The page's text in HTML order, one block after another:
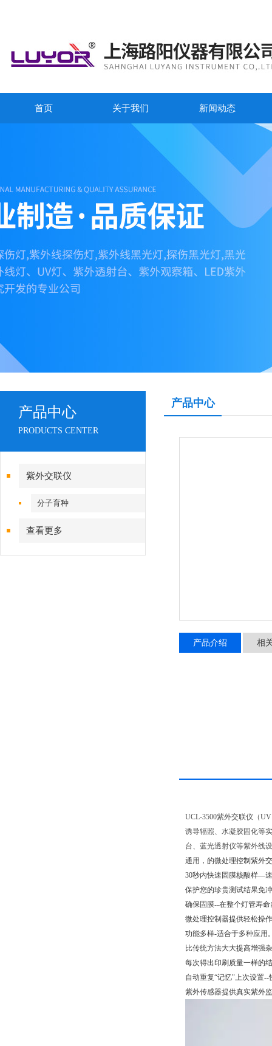
首页 关于我们 新闻动态
产品中心
PRODUCTS CENTER
紫外交联仪
分子育种
查看更多
产品中心
产品介绍 相
UCL-3500紫外交联仪（
诱导辐照、水凝胶固化等
台、蓝光透射仪等紫外线
通用，的微处理控制紫外
30秒内快速固膜核酸样—
保护您的珍贵测试结果免
确保固膜--在整个灯管寿命
微处理控制器提供轻松操
功能多样-适合于多种应用
比传统方法大大提高增强
每次得出印刷质量一样的
自动重复“记忆"上次设置
紫外传感器提供真实紫外